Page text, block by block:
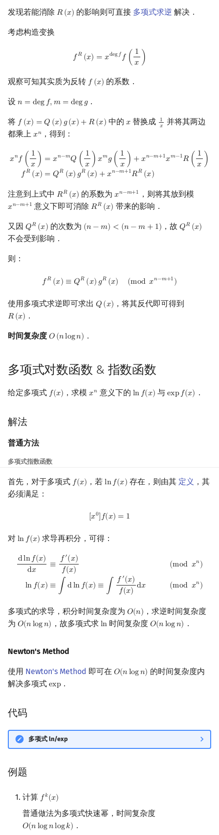
发现若能消除 𝑅(𝑥)
R( x) 的影响则可直接 多项式求逆 解决．
考虑构造变换
𝑓𝑅 (𝑥) = 𝑥deg𝑓𝑓 ( 1
𝑥 )
fR (x degf f( 1x )
观察可知其实质为反转 𝑓 (𝑥)
f( x) 的系数．
设 𝑛 = deg𝑓,𝑚 = deg𝑔
n =degf,m= degg ．
将 𝑓 (𝑥) = 𝑄 (𝑥)𝑔(𝑥) +𝑅(𝑥)
f( x)=Q(x)g (x)+ R(x) 中的 𝑥
x替换成 1
𝑥
1x 并将其两边
都乘上 𝑥𝑛
xn ，得到：
𝑥𝑛𝑓 ( 1
𝑥 ) = 𝑥𝑛−𝑚𝑄 ( 1
𝑥 ) 𝑥𝑚𝑔 ( 1
𝑥 ) +𝑥𝑛−𝑚+1𝑥𝑚−1𝑅 ( 1
𝑥 )
𝑓𝑅 (𝑥) = 𝑄𝑅 (𝑥)𝑔𝑅 (𝑥) +𝑥𝑛−𝑚+1𝑅𝑅 (𝑥)
nf (1 x = xn Q(1x)xmg (1 x xn m + 1x m R(1x)f (x)= QR( x) gR
注意到上式中 𝑅𝑅 (𝑥)
RR( x) 的系数为𝑥𝑛−𝑚+1
xn−m+1 ，则将其放到模
𝑥𝑛−𝑚+1
xn−m+1 意义下即可消除𝑅𝑅 (𝑥)
RR( x) 带来的影响．
又因 𝑄𝑅 (𝑥)
QR( x) 的次数为 (𝑛 −𝑚) < (𝑛 −𝑚 + 1)
(n−m)<(n−m+1) ，故 𝑄𝑅 (𝑥)
QR( x)
不会受到影响．
则：
𝑓𝑅 (𝑥) ≡ 𝑄𝑅 (𝑥)𝑔𝑅 (𝑥) (mod 𝑥𝑛−𝑚+1)
fR (x) ≡QR(x) gR( x)(modxn− m+1)
使用多项式求逆即可求出 𝑄(𝑥)
Q( x) ，将其反代即可得到
𝑅(𝑥)
R( x) ．
时间复杂度 𝑂(𝑛log𝑛)
O( nlogn) ．
多项式对数函数 & 指数函数
给定多项式 𝑓(𝑥)
f(x) ，求模𝑥𝑛
xn 意义下的 ln𝑓(𝑥)
ln f(x) 与exp𝑓(𝑥)
expf(x) ．
解法
普通方法
多项式指数函数
首先，对于多项式 𝑓(𝑥)
f(x) ，若ln𝑓(𝑥)
lnf(x) 存在，则由其 定义 ，其
必须满足：
[𝑥0]𝑓(𝑥) = 1
[x0]f(x =1
对 ln𝑓(𝑥)
ln f(x) 求导再积分，可得：
dln𝑓(𝑥)
d𝑥 ≡ 𝑓′(𝑥)
𝑓(𝑥) (mod 𝑥𝑛)
ln𝑓(𝑥) ≡ ∫ dln𝑓(𝑥) ≡ ∫ 𝑓 ′(𝑥)
𝑓(𝑥) d𝑥 (mod 𝑥𝑛)
lnf(x)dx≡f (x)(mod (x x( mod
多项式的求导，积分时间复杂度为 𝑂(𝑛)
O(n) ，求逆时间复杂度
为 𝑂(𝑛log𝑛)
O(nlogn) ，故多项式求 ln
ln时间复杂度 𝑂(𝑛log𝑛)
O(nlogn) ．
Newton's Method
使用 Newton's Method 即可在 𝑂(𝑛log𝑛)
O(nlogn)
的时间复杂度内
解决多项式 exp
exp．
代码
多项式 ln/exp
例题
计算 𝑓𝑘(𝑥)
fk(x)
普通做法为多项式快速幂，时间复杂度
𝑂(𝑛log𝑛log𝑘)
O(nlognlogk) ．